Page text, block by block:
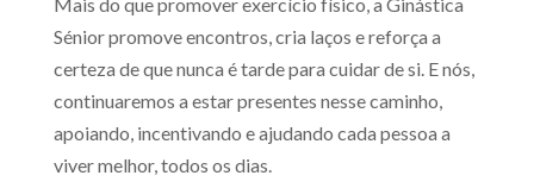
Sénior promove encontros, cria laços e reforça a
certeza de que nunca é tarde para cuidar de si. E nós,
continuaremos a estar presentes nesse caminho,
apoiando, incentivando e ajudando cada pessoa a
viver melhor, todos os dias.